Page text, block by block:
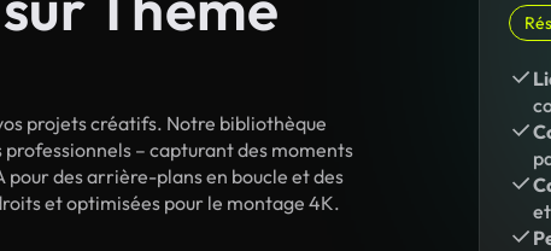
projets créatifs. Notre bibliothèque
– capturant des moments
pour des arrière-plans en boucle et des
et optimisées pour le montage 4K.